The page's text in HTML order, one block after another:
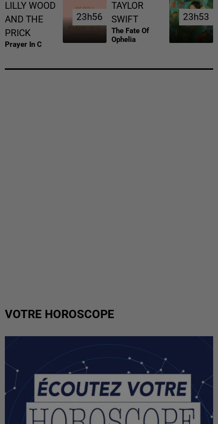
LILLY WOOD
AND THE
PRICK
Prayer In C
23h56
23h56
TAYLOR
SWIFT
The Fate Of
Ophelia
23h53
23h53
VOTRE HOROSCOPE